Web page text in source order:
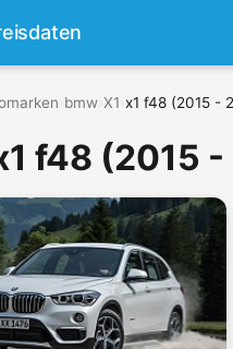
bmw X1 x1 f48 (2015 -
f48 (2015 -